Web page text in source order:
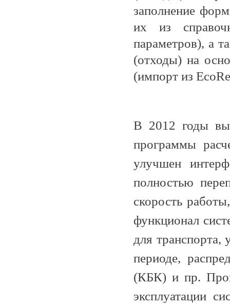
заполнение
их из
параметров), а
(отходы) на
(импорт из
В 2012 годы
программы
улучшен
полностью
скорость
функционал
для транспорта,
периоде,
(КБК) и пр.
эксплуатации